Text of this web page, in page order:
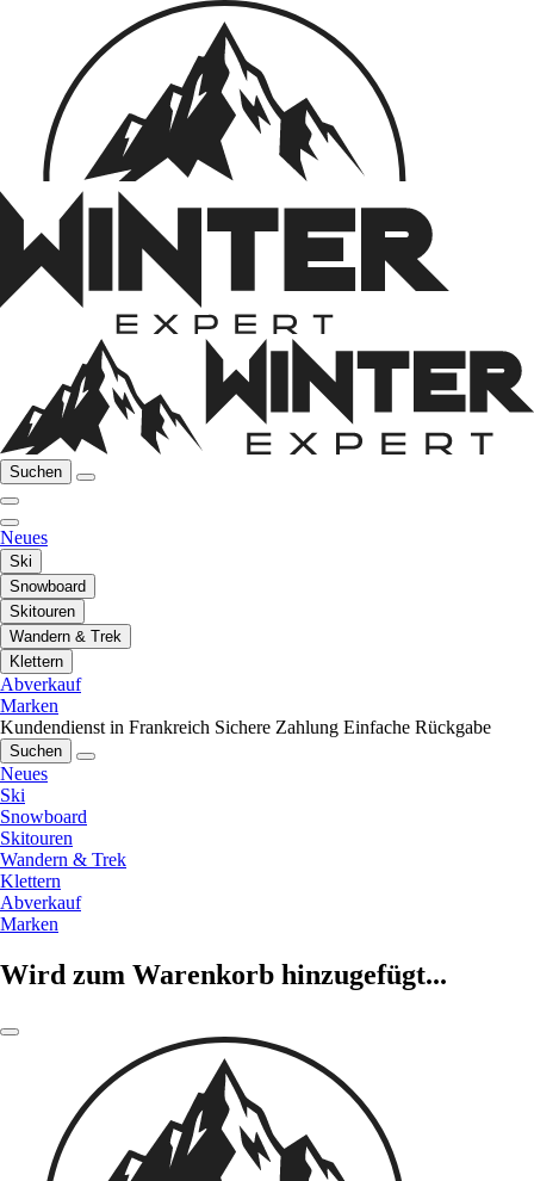
Suchen
Neues
Ski
Snowboard
Skitouren
Wandern & Trek
Klettern
Abverkauf
Marken
Kundendienst in Frankreich Sichere Zahlung Einfache Rückgabe
Suchen
Neues
Ski
Snowboard
Skitouren
Wandern & Trek
Klettern
Abverkauf
Marken
Wird zum Warenkorb hinzugefügt...